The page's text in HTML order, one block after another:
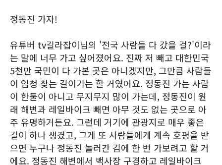
정동진 가자!
유튜버 tv길라잡이님의 '전국 사람들 다 갔을 걸?'이라
는 말에 너무 가고 싶어졌어요. 진짜 저 빼고 대한민국
5천만 국민이 다 가본 곳은 아니겠지만, 그만큼 사람들
이 엄청 찾는 길이기는 할 거였어요. 정동진 가는 사람
이 한둘이 아니고 무지무지 많이 가는데, 정동진이 원
래 해변과 레일바이크 빼면 아무 것도 없는 곳으로 아
주 유명하거든요. 그런데 거기에 관광지로 매우 좋은
길이 하나 생겼고, 그게 또 사람들에게 계속 호평을 받
으면 누구나 정동진 놀러간 김에 한 번 가보려고 할 거
에요. 정동진 해변에서 백사장 구경하고 레일바이크